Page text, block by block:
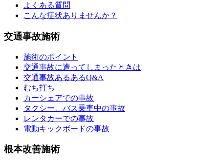
よくある質問
こんな症状ありませんか？
交通事故施術
施術のポイント
交通事故に遭ってしまったときは
交通事故あるあるQ&A
むち打ち
カーシェアでの事故
タクシー、バス乗車中の事故
レンタカーでの事故
電動キックボードの事故
根本改善施術